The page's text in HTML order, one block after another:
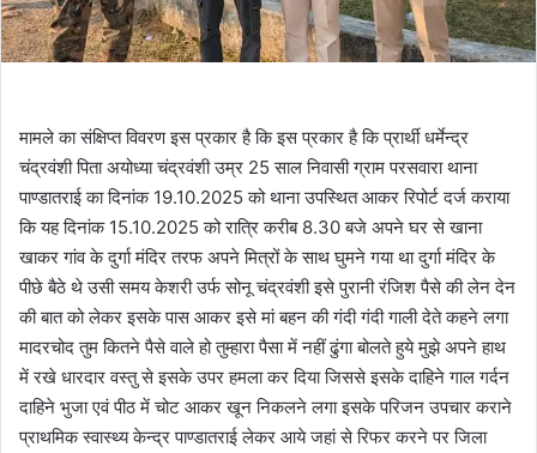
मामले का संक्षिप्त विवरण इस प्रकार है कि इस प्रकार है कि प्रार्थी धर्मेन्द्र
चंद्रवंशी पिता अयोध्या चंद्रवंशी उम्र 25 साल निवासी ग्राम परसवारा थाना
पाण्डातराई का दिनांक 19.10.2025 को थाना उपस्थित आकर रिपोर्ट दर्ज कराया
कि यह दिनांक 15.10.2025 को रात्रि करीब 8.30 बजे अपने घर से खाना
खाकर गांव के दुर्गा मंदिर तरफ अपने मित्रों के साथ घुमने गया था दुर्गा मंदिर के
पीछे बैठे थे उसी समय केशरी उर्फ सोनू चंद्रवंशी इसे पुरानी रंजिश पैसे की लेन देन
की बात को लेकर इसके पास आकर इसे मां बहन की गंदी गंदी गाली देते कहने लगा
मादरचोद तुम कितने पैसे वाले हो तुम्हारा पैसा में नहीं ढुंगा बोलते हुये मुझे अपने हाथ
में रखे धारदार वस्तु से इसके उपर हमला कर दिया जिससे इसके दाहिने गाल गर्दन
दाहिने भुजा एवं पीठ में चोट आकर खून निकलने लगा इसके परिजन उपचार कराने
प्राथमिक स्वास्थ्य केन्द्र पाण्डातराई लेकर आये जहां से रिफर करने पर जिला